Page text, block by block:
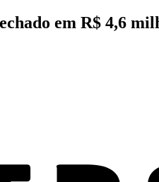
em R$ 4,6